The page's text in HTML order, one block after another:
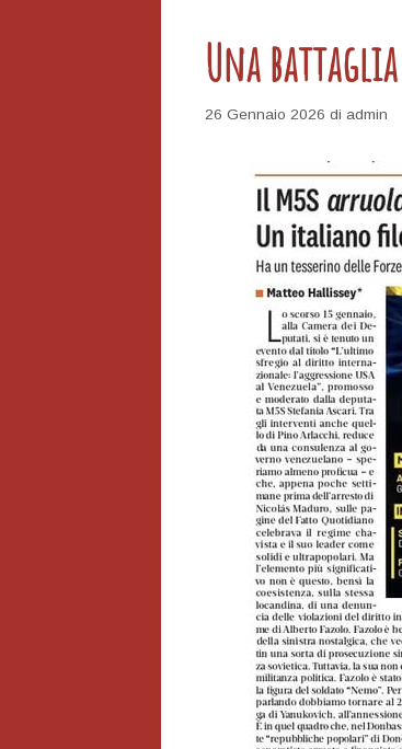
Benigni
Una
26 Gennaio 2026 di admin